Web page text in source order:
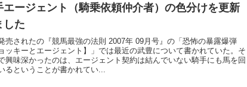
エージェント（騎乗依頼仲介者）の色分けを更新
した
売されたの『競馬最強の法則 2007年 09月号』の「恐怖の暴露爆弾
ッキーとエージェント】」では最近の武豊について書かれていた。そ
興味深かったのは、エージェント契約は結んでいない騎手にも馬を回
るということが書かれてい...